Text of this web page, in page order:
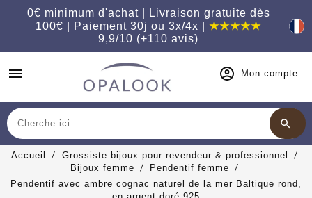
0€ minimum d'achat | Livraison gratuite dès
100€ | Paiement 30j ou 3x/4x |★★★★★
9,9/10 (+110 avis)
menu Mon compte
search
Accueil
Grossiste bijoux pour revendeur & professionnel
Bijoux femme
Pendentif femme
Pendentif avec ambre cognac naturel de la mer Baltique rond,